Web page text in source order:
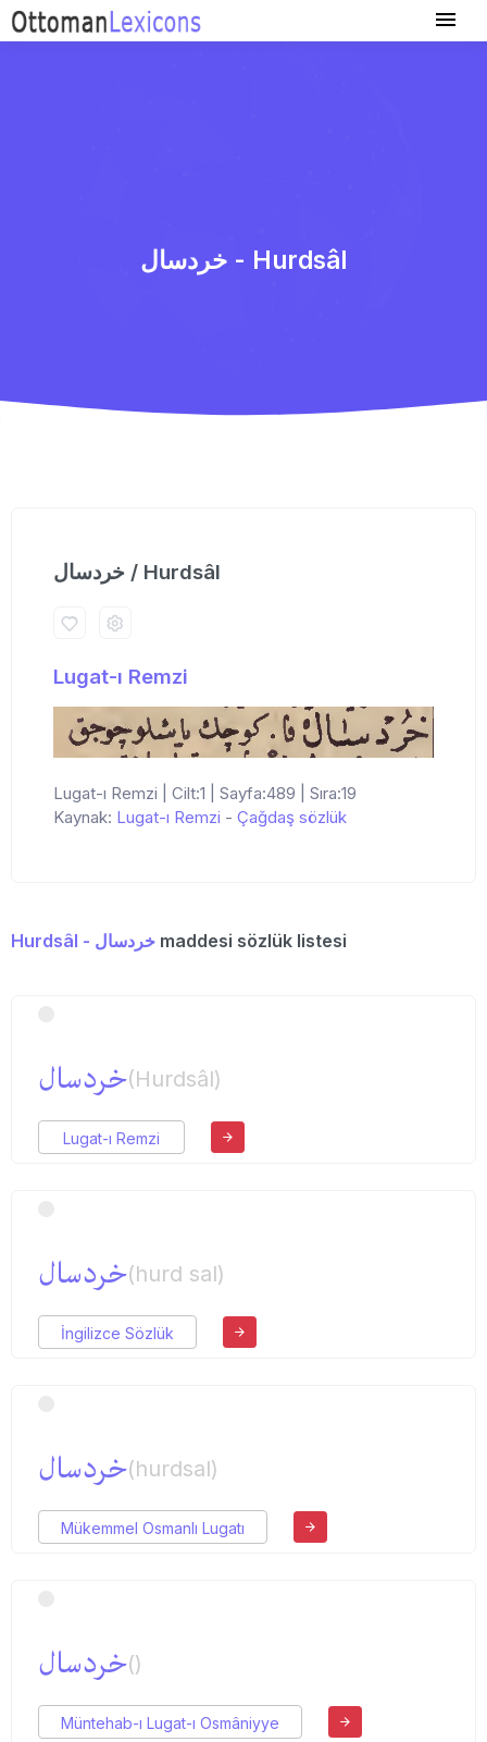
خردسال - Hurdsâl
خردسال / Hurdsâl
Lugat-ı Remzi
Lugat-ı Remzi | Cilt:1 | Sayfa:489 | Sıra:19
Kaynak: Lugat-ı Remzi - Çağdaş sözlük
Hurdsâl - خردسال maddesi sözlük listesi
خردسال(Hurdsâl)
Lugat-ı Remzi
خردسال(hurd sal)
İngilizce Sözlük
خردسال(hurdsal)
Mükemmel Osmanlı Lugatı
خردسال()
Müntehab-ı Lugat-ı Osmâniyye